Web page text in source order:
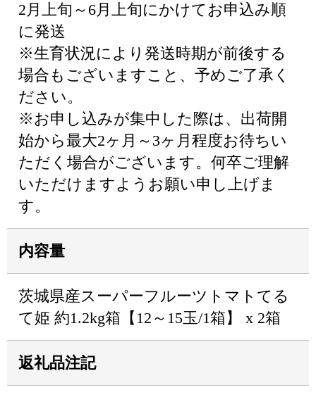
2月上旬～6月上旬にかけてお申込み順
に発送
※生育状況により発送時期が前後する
場合もございますこと、予めご了承く
ださい。
※お申し込みが集中した際は、出荷開
始から最大2ヶ月～3ヶ月程度お待ちい
ただく場合がございます。何卒ご理解
いただけますようお願い申し上げま
す。
内容量
茨城県産スーパーフルーツトマトてる
て姫 約1.2kg箱【12～15玉/1箱】 x 2箱
返礼品注記